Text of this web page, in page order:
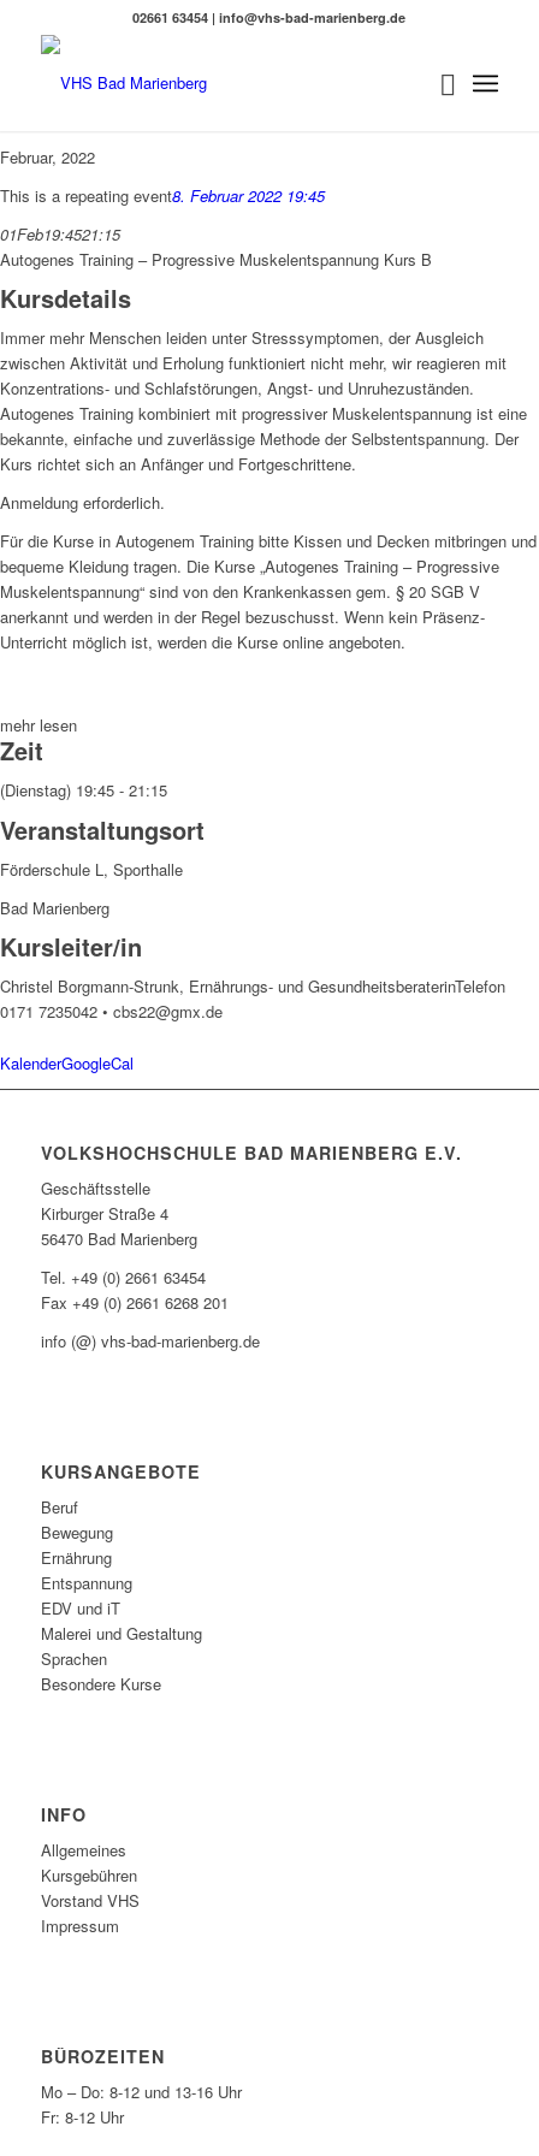
02661 63454 | info@vhs-bad-marienberg.de
Februar, 2022
This is a repeating event8. Februar 2022 19:45
01Feb19:4521:15
Autogenes Training – Progressive Muskelentspannung Kurs B
Kursdetails
Immer mehr Menschen leiden unter Stresssymptomen, der Ausgleich
zwischen Aktivität und Erholung funktioniert nicht mehr, wir reagieren mit
Konzentrations- und Schlafstörungen, Angst- und Unruhezuständen.
Autogenes Training kombiniert mit progressiver Muskelentspannung ist eine
bekannte, einfache und zuverlässige Methode der Selbstentspannung. Der
Kurs richtet sich an Anfänger und Fortgeschrittene.
Anmeldung erforderlich.
Für die Kurse in Autogenem Training bitte Kissen und Decken mitbringen und
bequeme Kleidung tragen. Die Kurse „Autogenes Training – Progressive
Muskelentspannung“ sind von den Krankenkassen gem. § 20 SGB V
anerkannt und werden in der Regel bezuschusst. Wenn kein Präsenz-
Unterricht möglich ist, werden die Kurse online angeboten.
mehr lesen
Zeit
(Dienstag) 19:45 - 21:15
Veranstaltungsort
Förderschule L, Sporthalle
Bad Marienberg
Kursleiter/in
Christel Borgmann-Strunk, Ernährungs- und GesundheitsberaterinTelefon
0171 7235042 • cbs22@gmx.de
KalenderGoogleCal
VOLKSHOCHSCHULE BAD MARIENBERG E.V.
Geschäftsstelle
Kirburger Straße 4
56470 Bad Marienberg
Tel. +49 (0) 2661 63454
Fax +49 (0) 2661 6268 201
info (@) vhs-bad-marienberg.de
KURSANGEBOTE
Beruf
Bewegung
Ernährung
Entspannung
EDV und iT
Malerei und Gestaltung
Sprachen
Besondere Kurse
INFO
Allgemeines
Kursgebühren
Vorstand VHS
Impressum
BÜROZEITEN
Mo – Do: 8-12 und 13-16 Uhr
Fr: 8-12 Uhr